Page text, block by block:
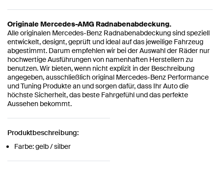
Originale Mercedes-AMG Radnabenabdeckung.
Alle originalen Mercedes-Benz Radnabenabdeckung sind speziell
entwickelt, designt, geprüft und ideal auf das jeweilige Fahrzeug
abgestimmt. Darum empfehlen wir bei der Auswahl der Räder nur
hochwertige Ausführungen von namenhaften Herstellern zu
benutzen. Wir bieten, wenn nicht explizit in der Beschreibung
angegeben, ausschließlich original Mercedes-Benz Performance
und Tuning Produkte an und sorgen dafür, dass Ihr Auto die
höchste Sicherheit, das beste Fahrgefühl und das perfekte
Aussehen bekommt.
Produktbeschreibung:
Farbe: gelb / silber